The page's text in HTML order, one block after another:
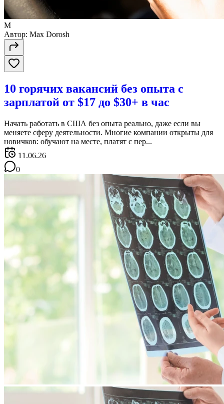
M
Автор: Max Dorosh
10 горячих вакансий без опыта с
зарплатой от $17 до $30+ в час
Начать работать в США без опыта реально, даже если вы
меняете сферу деятельности. Многие компании открыты для
новичков: обучают на месте, платят с пер...
11.06.26
0